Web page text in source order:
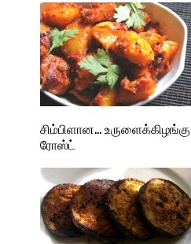
சிம்பிளான… உருளைக்கிழங்கு
ரோஸ்ட்